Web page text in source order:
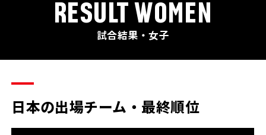
RESULT WOMEN
試合結果・女子
日本の出場チーム・最終順位